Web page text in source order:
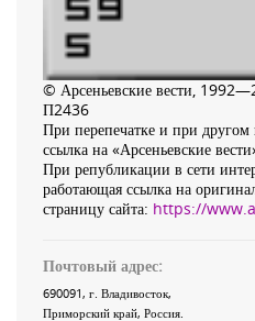
© Арсеньевские вести,
П2436
При перепечатке и при другом
ссылка на «Арсеньевские
При републикации в сети
работающая ссылка на
страницу сайта: https://
Почтовый адрес:
690091, г. Владивосток,
Приморский край, Россия